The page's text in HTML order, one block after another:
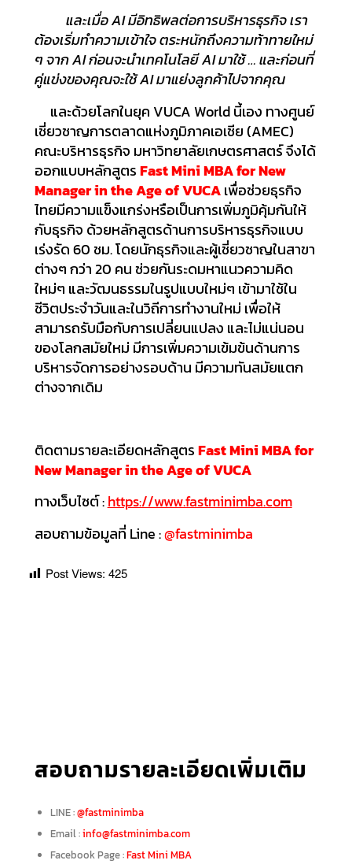
และเมื่อAIมีอิทธิพลต่อการบริหารธุรกิจ เรา
ต้องเริ่มทำความเข้าใจ ตระหนักถึงความท้าทายใหม่
ๆ จากAIก่อนจะนำเทคโนโลยีAIมาใช้…และก่อนที่
คู่แข่งของคุณจะใช้AIมาแย่งลูกค้าไปจากคุณ
และด้วยโลกในยุค VUCA World นี้เอง ทางศูนย์
เชี่ยวชาญการตลาดแห่งภูมิภาคเอเชีย (AMEC)
คณะบริหารธุรกิจ มหาวิทยาลัยเกษตรศาสตร์ จึงได้
ออกแบบหลักสูตรFast Mini MBA for New
Manager inthe Age of VUCAเพื่อช่วยธุรกิจ
ไทยมีความแข็งแกร่งหรือเป็นการเพิ่มภูมิคุ้มกันให้
กับธุรกิจ ด้วยหลักสูตรด้านการบริหารธุรกิจแบบ
เร่งรัด 60 ชม. โดยนักธุรกิจและผู้เชี่ยวชาญในสาขา
ต่างๆ กว่า 20 คน ช่วยกันระดมหาแนวความคิด
ใหม่ๆ และวัฒนธรรมในรูปแบบใหม่ๆ เข้ามาใช้ใน
ชีวิตประจำวันและในวิถีการทำงานใหม่ เพื่อให้
สามารถรับมือกับการเปลี่ยนแปลง และไม่แน่นอน
ของโลกสมัยใหม่ มีการเพิ่มความเข้มข้นด้านการ
บริหารจัดการอย่างรอบด้าน มีความทันสมัยแตก
ต่างจากเดิม
ติดตามรายละเอียดหลักสูตรFast Mini MBA for
New Manager in the Age of VUCA
ทางเว็บไซต์ :https://www.fastminimba.com
สอบถามข้อมูลที่ Line :@fastminimba
Post Views: 425
สอบถามรายละเอียดเพิ่มเติม
LINE :@fastminimba
Email :info@fastminimba.com
Facebook Page :Fast Mini MBA